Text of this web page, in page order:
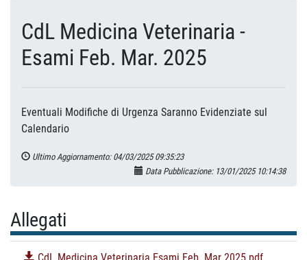
CdL Medicina Veterinaria -
Esami Feb. Mar. 2025
Eventuali Modifiche di Urgenza Saranno Evidenziate sul
Calendario
Ultimo Aggiornamento: 04/03/2025 09:35:23
Data Pubblicazione: 13/01/2025 10:14:38
Allegati